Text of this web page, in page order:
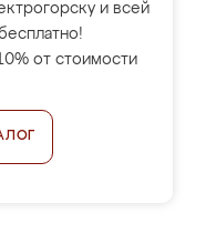
и всей
от стоимости